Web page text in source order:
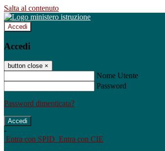
Salta al contenuto
Accedi
Accedi
button close ×
Nome Utente
Password
Password dimenticata?
-
Entra con SPID Entra con CIE